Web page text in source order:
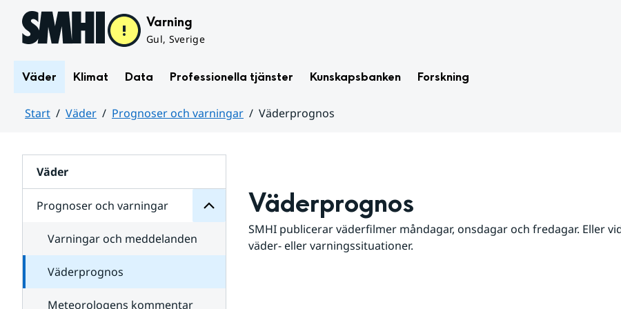
Hoppa till sidans innehåll Varning
Gul, Sverige
Väder Klimat Data Professionella tjänster Kunskapsbanken Forskning
Start Väder Prognoser och varningar
Väderprognos
Väder
Prognoser och varningar
för
varningar
Varningar och meddelanden
Väderprognos
Meteorologens kommentar
Väderprognos
SMHI publicerar väderfilmer måndagar, onsdagar och fredagar. Eller
väder- eller varningssituationer.